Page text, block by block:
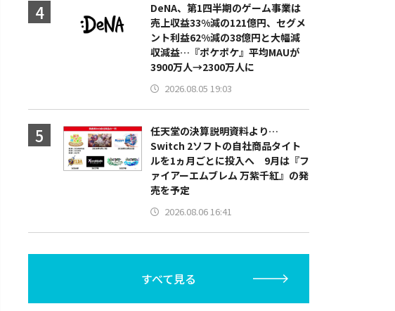
DeNA、第1四半期のゲーム事業は
売上収益33%減の121億円、セグメ
ント利益62%減の38億円と大幅減
収減益…『ポケポケ』平均MAUが
3900万人→2300万人に
2026.08.05 19:03
任天堂の決算説明資料より…
Switch 2ソフトの自社商品タイト
ルを1ヵ月ごとに投入へ 9月は『フ
ァイアーエムブレム 万紫千紅』の発
売を予定
2026.08.06 16:41
すべて見る